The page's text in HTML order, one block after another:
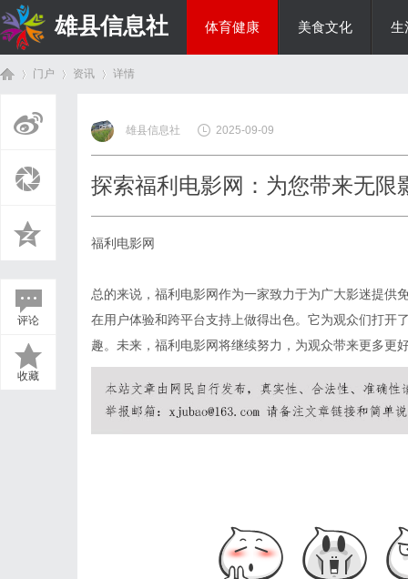
雄县信息社 体育健康 美食文化 生
门户 资讯
›
详情
评论
收藏
雄县信息社 2025-09-09
探索福利电影网：为您带来无限
福利电影网
总的来说，福利电影网作为一家致力于为广大影迷提供
在用户体验和跨平台支持上做得出色。它为观众们打开
趣。未来，福利电影网将继续努力，为观众带来更多更